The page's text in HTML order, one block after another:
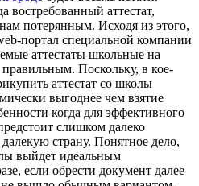
востребованный аттестат,
потерянным. Исходя из этого,
портал специальной компании
аттестаты школьные на
Поскольку, в кое-
аттестат со школы
выгоднее чем взятие
когда для эффективного
слишком далеко
страну. Понятное дело,
выйдет идеальным
если обрести документ далее